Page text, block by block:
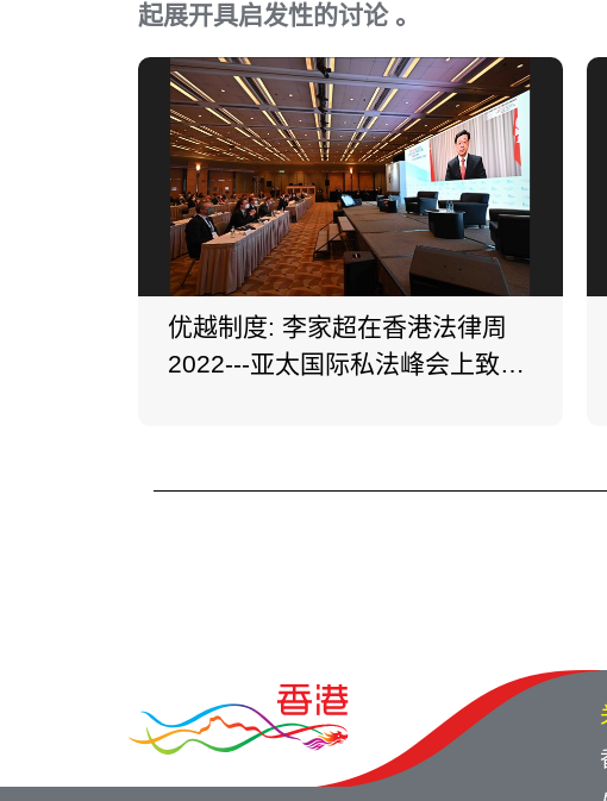
起展开具启发性的讨论 。
优越制度: 李家超在香港法律周
2022---亚太国际私法峰会上致